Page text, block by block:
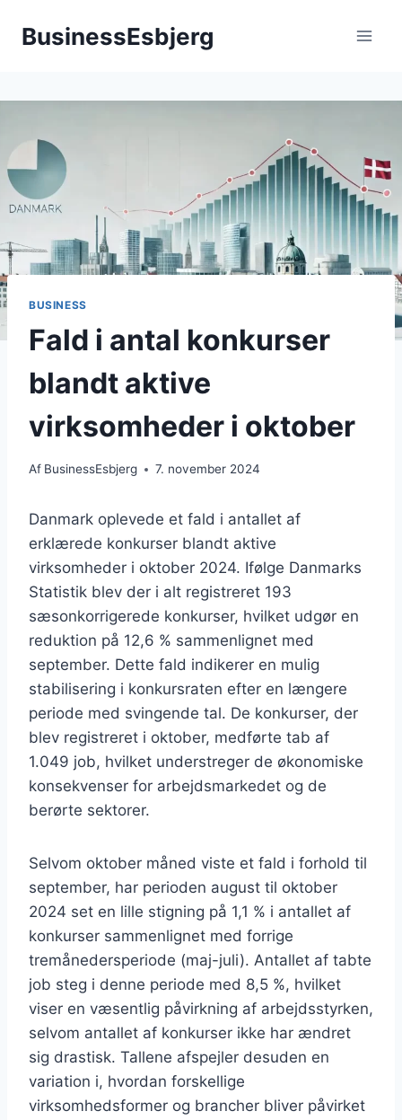
BusinessEsbjerg
BUSINESS
Fald i antal konkurser
blandt aktive
virksomheder i oktober
Af BusinessEsbjerg 7. november 2024
Danmark oplevede et fald i antallet af
erklærede konkurser blandt aktive
virksomheder i oktober 2024. Ifølge Danmarks
Statistik blev der i alt registreret 193
sæsonkorrigerede konkurser, hvilket udgør en
reduktion på 12,6 % sammenlignet med
september. Dette fald indikerer en mulig
stabilisering i konkursraten efter en længere
periode med svingende tal. De konkurser, der
blev registreret i oktober, medførte tab af
1.049 job, hvilket understreger de økonomiske
konsekvenser for arbejdsmarkedet og de
berørte sektorer.
Selvom oktober måned viste et fald i forhold til
september, har perioden august til oktober
2024 set en lille stigning på 1,1 % i antallet af
konkurser sammenlignet med forrige
tremånedersperiode (maj-juli). Antallet af tabte
job steg i denne periode med 8,5 %, hvilket
viser en væsentlig påvirkning af arbejdsstyrken,
selvom antallet af konkurser ikke har ændret
sig drastisk. Tallene afspejler desuden en
variation i, hvordan forskellige
virksomhedsformer og brancher bliver påvirket